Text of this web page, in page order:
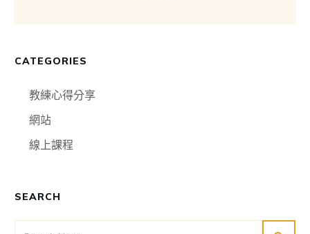
CATEGORIES
教練心得分享
網站
線上課程
SEARCH